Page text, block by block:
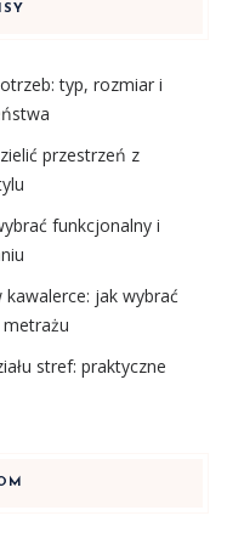
typ, rozmiar i
przestrzeń z
funkcjonalny i
jak wybrać
stref: praktyczne